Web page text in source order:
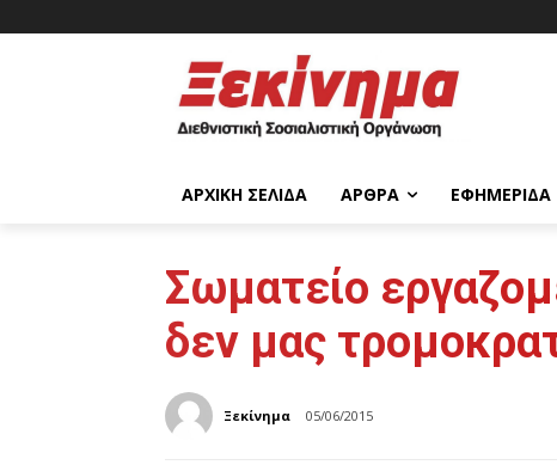
ΑΡΧΙΚΉ ΣΕΛΊΔΑ ΆΡΘΡΑ ΕΦΗΜΕΡΊΔΑ
Σωματείο
δεν μας
Ξεκίνημα 05/06/2015